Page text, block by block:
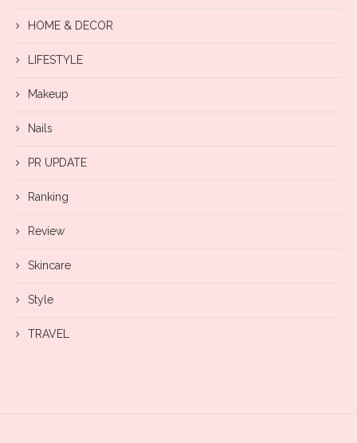
HOME & DECOR
LIFESTYLE
Makeup
Nails
PR UPDATE
Ranking
Review
Skincare
Style
TRAVEL